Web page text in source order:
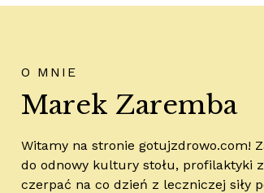
Marek Zaremba
O MNIE
Witamy na stronie gotujzdrowo.com!
do odnowy kultury stołu, profilaktyki
czerpać na co dzień z leczniczej siły